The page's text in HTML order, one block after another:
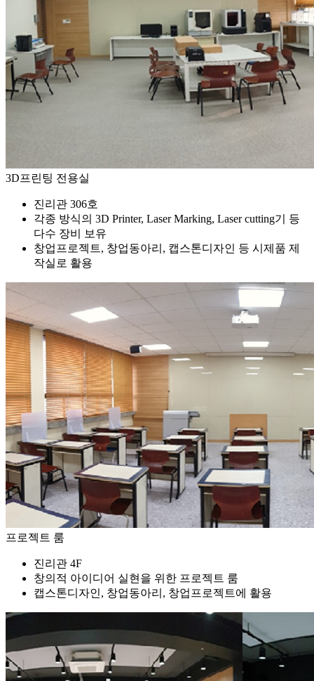
3D프린팅 전용실
진리관 306호
각종 방식의 3D Printer, Laser Marking, Laser cutting기 등
다수 장비 보유
창업프로젝트, 창업동아리, 캡스톤디자인 등 시제품 제
작실로 활용
프로젝트 룸
진리관 4F
창의적 아이디어 실현을 위한 프로젝트 룸
캡스톤디자인, 창업동아리, 창업프로젝트에 활용